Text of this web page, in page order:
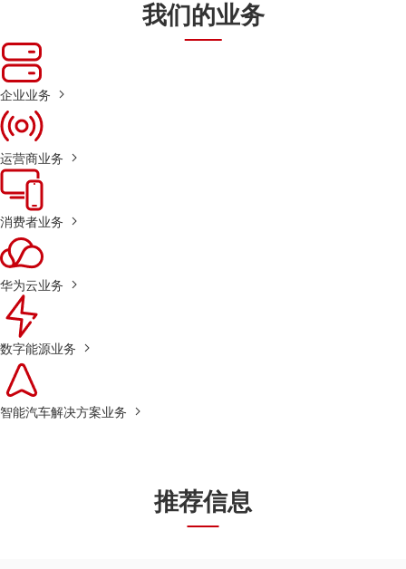
我们的业务
企业业务
运营商业务
消费者业务
华为云业务
数字能源业务
智能汽车解决方案业务
推荐信息